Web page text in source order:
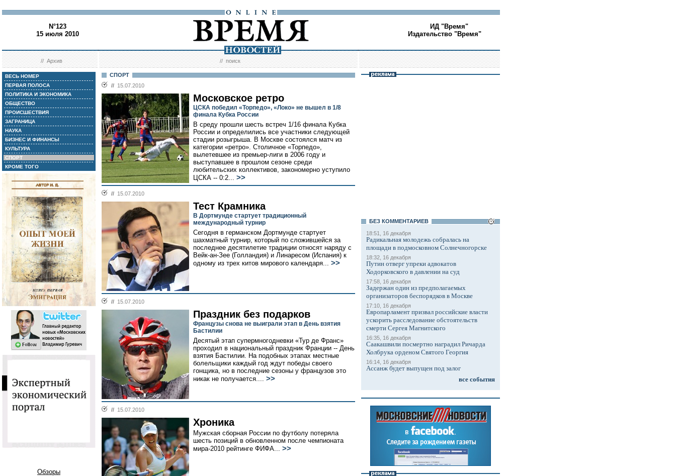
N°123
15 июля 2010
ИД "Время"
Издательство "Время"
//Архив //поиск
ВЕСЬ НОМЕР
ПЕРВАЯ ПОЛОСА
ПОЛИТИКА И ЭКОНОМИКА
ОБЩЕСТВО
ПРОИСШЕСТВИЯ
ЗАГРАНИЦА
НАУКА
БИЗНЕС И ФИНАНСЫ
КУЛЬТУРА
СПОРТ
КРОМЕ ТОГО
Обзоры
СПОРТ
// 15.07.2010
Московское ретро
ЦСКА победил «Торпедо», «Локо» не вышел в 1/8
финала Кубка России
В среду прошли шесть встреч 1/16 финала Кубка
России и определились все участники следующей
стадии розыгрыша. В Москве состоялся матч из
категории «ретро». Столичное «Торпедо»,
вылетевшее из премьер-лиги в 2006 году и
выступавшее в прошлом сезоне среди
любительских коллективов, закономерно уступило
ЦСКА -- 0:2... >>
// 15.07.2010
Тест Крамника
В Дортмунде стартует традиционный
международный турнир
Сегодня в германском Дортмунде стартует
шахматный турнир, который по сложившейся за
последнее десятилетие традиции относят наряду с
Вейк-ан-Зее (Голландия) и Линаресом (Испания) к
одному из трех китов мирового календаря... >>
// 15.07.2010
Праздник без подарков
Французы снова не выиграли этап в День взятия
Бастилии
Десятый этап супермногодневки «Тур де Франс»
проходил в национальный праздник Франции -- День
взятия Бастилии. На подобных этапах местные
болельщики каждый год ждут победы своего
гонщика, но в последние сезоны у французов это
никак не получается.... >>
// 15.07.2010
Хроника
Мужская сборная России по футболу потеряла
шесть позиций в обновленном после чемпионата
мира-2010 рейтинге ФИФА... >>
БЕЗ КОМMЕНТАРИЕВ
18:51, 16 декабря
Радикальная молодежь собралась на
площади в подмосковном Солнечногорске
18:32, 16 декабря
Путин отверг упреки адвокатов
Ходорковского в давлении на суд
17:58, 16 декабря
Задержан один из предполагаемых
организаторов беспорядков в Москве
17:10, 16 декабря
Европарламент призвал российские власти
ускорить расследование обстоятельств
смерти Сергея Магнитского
16:35, 16 декабря
Саакашвили посмертно наградил Ричарда
Холбрука орденом Святого Георгия
16:14, 16 декабря
Ассанж будет выпущен под залог
все события